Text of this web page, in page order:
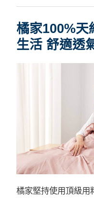
橘家100%天
生活 舒適透
橘家堅持使用頂級用